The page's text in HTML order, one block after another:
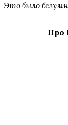
Это было
Про